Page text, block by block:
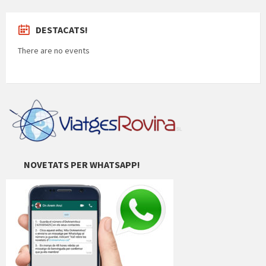
DESTACATS!
There are no events
NOVETATS PER WHATSAPP!